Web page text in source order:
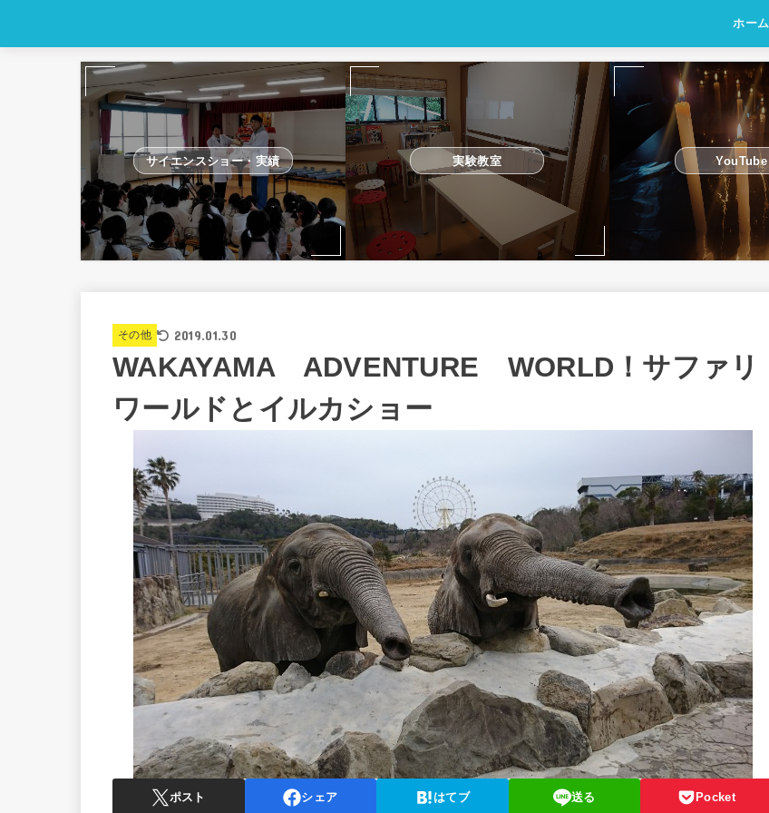
ホーム
サイエンスショー・実績 実験教室 YouTube
その他 2019.01.30
WAKAYAMA ADVENTURE WORLD！サファリ
ワールドとイルカショー
ポスト シェア はてブ 送る Pocket